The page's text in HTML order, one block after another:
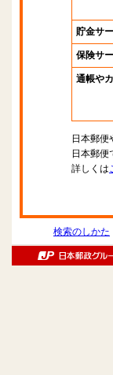
貯金サ
保険サ
通帳や
日本郵便
日本郵便
詳しくは
検索のしかた